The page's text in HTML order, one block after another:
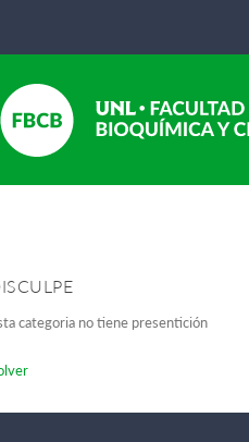
categoria no tiene presentición